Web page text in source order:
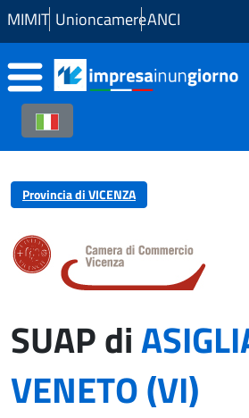
Skip to Main Content
MIMIT UnioncamereANCI
Provincia di VICENZA
SUAP di
VENETO (VI)